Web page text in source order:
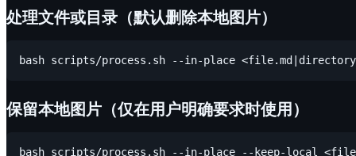
处理文件或目录（默认删除本地图片）
保留本地图片（仅在用户明确要求时使用）